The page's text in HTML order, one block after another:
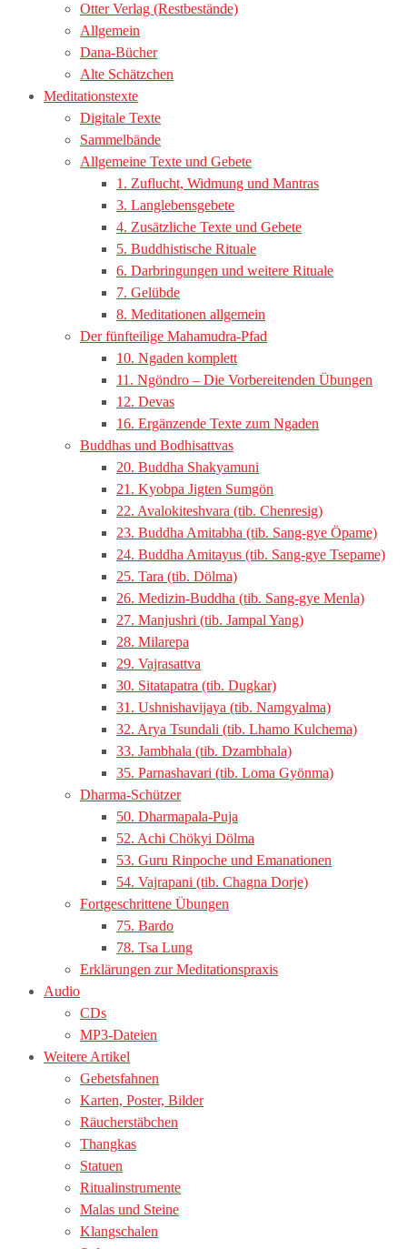
Otter Verlag (Restbestände)
Allgemein
Dana-Bücher
Alte Schätzchen
Meditationstexte
Digitale Texte
Sammelbände
Allgemeine Texte und Gebete
1. Zuflucht, Widmung und Mantras
3. Langlebensgebete
4. Zusätzliche Texte und Gebete
5. Buddhistische Rituale
6. Darbringungen und weitere Rituale
7. Gelübde
8. Meditationen allgemein
Der fünfteilige Mahamudra-Pfad
10. Ngaden komplett
11. Ngöndro – Die Vorbereitenden Übungen
12. Devas
16. Ergänzende Texte zum Ngaden
Buddhas und Bodhisattvas
20. Buddha Shakyamuni
21. Kyobpa Jigten Sumgön
22. Avalokiteshvara (tib. Chenresig)
23. Buddha Amitabha (tib. Sang-gye Öpame)
24. Buddha Amitayus (tib. Sang-gye Tsepame)
25. Tara (tib. Dölma)
26. Medizin-Buddha (tib. Sang-gye Menla)
27. Manjushri (tib. Jampal Yang)
28. Milarepa
29. Vajrasattva
30. Sitatapatra (tib. Dugkar)
31. Ushnishavijaya (tib. Namgyalma)
32. Arya Tsundali (tib. Lhamo Kulchema)
33. Jambhala (tib. Dzambhala)
35. Parnashavari (tib. Loma Gyönma)
Dharma-Schützer
50. Dharmapala-Puja
52. Achi Chökyi Dölma
53. Guru Rinpoche und Emanationen
54. Vajrapani (tib. Chagna Dorje)
Fortgeschrittene Übungen
75. Bardo
78. Tsa Lung
Erklärungen zur Meditationspraxis
Audio
CDs
MP3-Dateien
Weitere Artikel
Gebetsfahnen
Karten, Poster, Bilder
Räucherstäbchen
Thangkas
Statuen
Ritualinstrumente
Malas und Steine
Klangschalen